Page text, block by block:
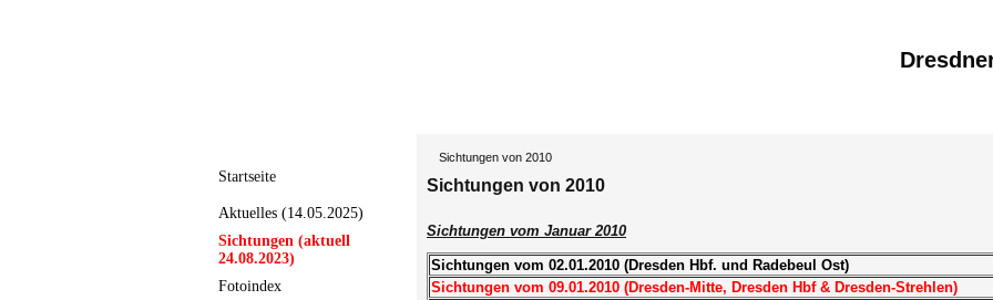
Startseite
Aktuelles (14.05.2025)
Sichtungen (aktuell
24.08.2023)
Fotoindex
Sichtungen von 2010
Sichtungen von 2010
Sichtungen vom Januar 2010
Sichtungen vom 02.01.2010 (Dresden Hbf. und Radebeul Ost)
Sichtungen vom 09.01.2010 (Dresden-Mitte, Dresden Hbf & Dresden-Strehlen)